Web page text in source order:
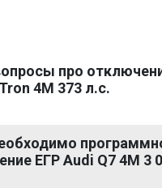
про
4M 373 л.с.
ЕГР Audi Q7 4M 3